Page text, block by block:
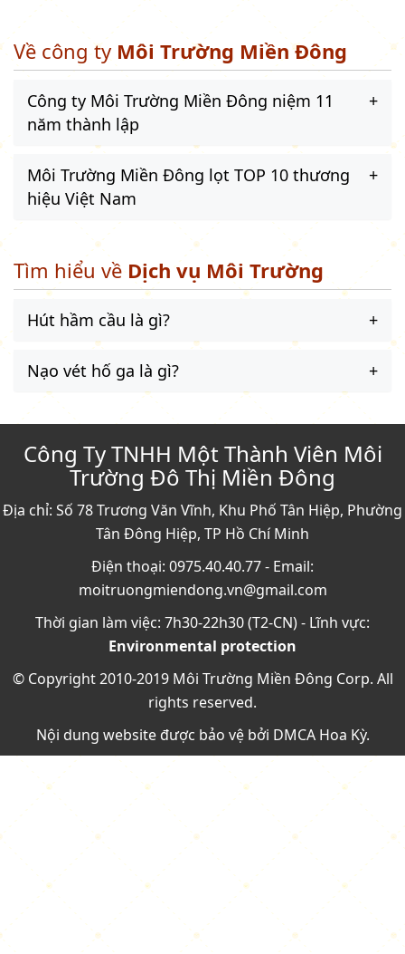
Về công ty Môi Trường Miền Đông
Công ty Môi Trường Miền Đông niệm 11
năm thành lập
Môi Trường Miền Đông lọt TOP 10 thương
hiệu Việt Nam
Tìm hiểu về Dịch vụ Môi Trường
Hút hầm cầu là gì?
Nạo vét hố ga là gì?
Công Ty TNHH Một Thành Viên Môi
Trường Đô Thị Miền Đông
Địa chỉ: Số 78 Trương Văn Vĩnh, Khu Phố Tân Hiệp, Phường
Tân Đông Hiệp, TP Hồ Chí Minh
Điện thoại: 0975.40.40.77 - Email:
moitruongmiendong.vn@gmail.com
Thời gian làm việc: 7h30-22h30 (T2-CN) - Lĩnh vực:
Environmental protection
© Copyright 2010-2019 Môi Trường Miền Đông Corp. All
rights reserved.
Nội dung website được bảo vệ bởi DMCA Hoa Kỳ.